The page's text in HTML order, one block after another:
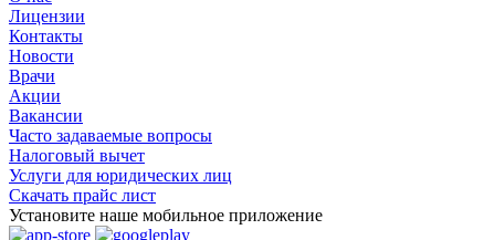
Лицензии
Контакты
Новости
Врачи
Акции
Вакансии
Часто задаваемые вопросы
Налоговый вычет
Услуги для юридических лиц
Скачать прайс лист
Установите наше мобильное приложение